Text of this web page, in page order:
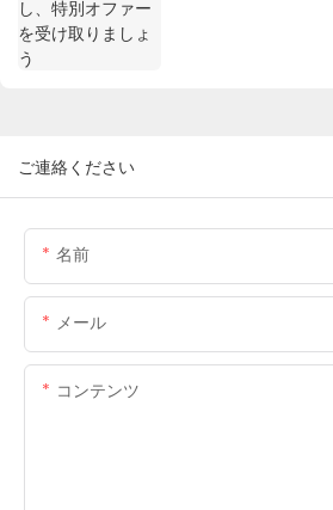
ご連絡ください
名前
メール
コンテンツ